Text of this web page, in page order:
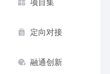
定向对接
融通创新